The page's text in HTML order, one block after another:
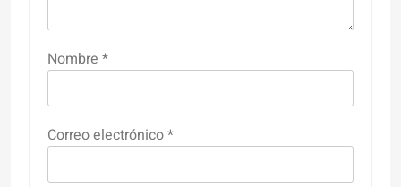
Nombre *
Correo electrónico*